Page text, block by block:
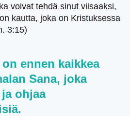
voivat tehdä sinut viisaaksi,
kautta, joka on Kristuksessa
3:15)
on ennen kaikkea
Sana, joka
ohjaa